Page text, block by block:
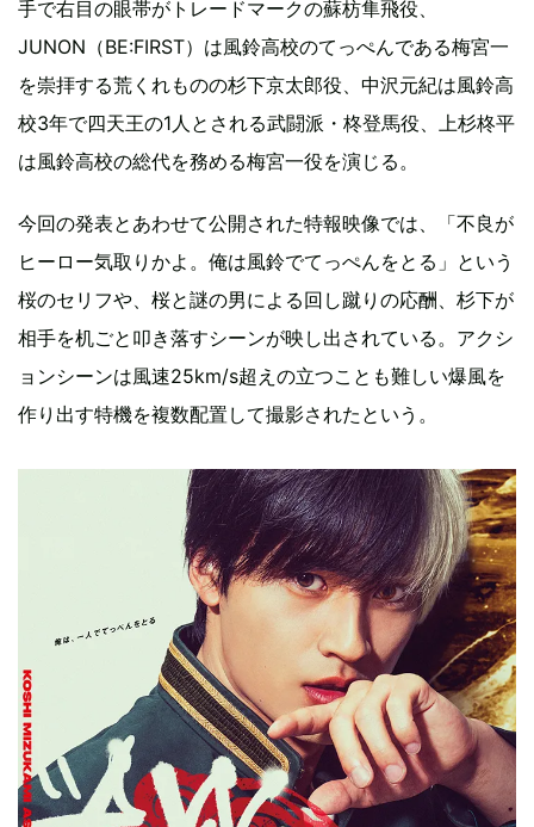
手で右目の眼帯がトレードマークの蘇枋隼飛役、
JUNON（BE:FIRST）は風鈴高校のてっぺんである梅宮一
を崇拝する荒くれものの杉下京太郎役、中沢元紀は風鈴高
校3年で四天王の1人とされる武闘派・柊登馬役、上杉柊平
は風鈴高校の総代を務める梅宮一役を演じる。
今回の発表とあわせて公開された特報映像では、「不良が
ヒーロー気取りかよ。俺は風鈴でてっぺんをとる」という
桜のセリフや、桜と謎の男による回し蹴りの応酬、杉下が
相手を机ごと叩き落すシーンが映し出されている。アクシ
ョンシーンは風速25km/s超えの立つことも難しい爆風を
作り出す特機を複数配置して撮影されたという。